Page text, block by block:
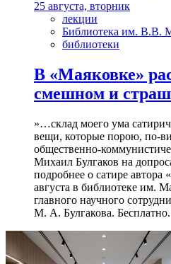
25 августа, вторник
лекции
Библиотека им. В.В.
библиотеки
В «Маяковке»
смешном и
»…склад моего ума
вещи, которые порою, по-
общественно-
Михаил Булгаков на
подробнее о сатире
августа в библиотеке им.
главного научного
М. А. Булгакова.